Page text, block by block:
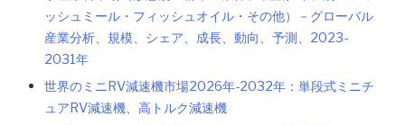
ッシュミール・フィッシュオイル・その他）－グローバル
産業分析、規模、シェア、成長、動向、予測、2023-
2031年
世界のミニRV減速機市場2026年-2032年：単段式ミニチ
ュアRV減速機、高トルク減速機